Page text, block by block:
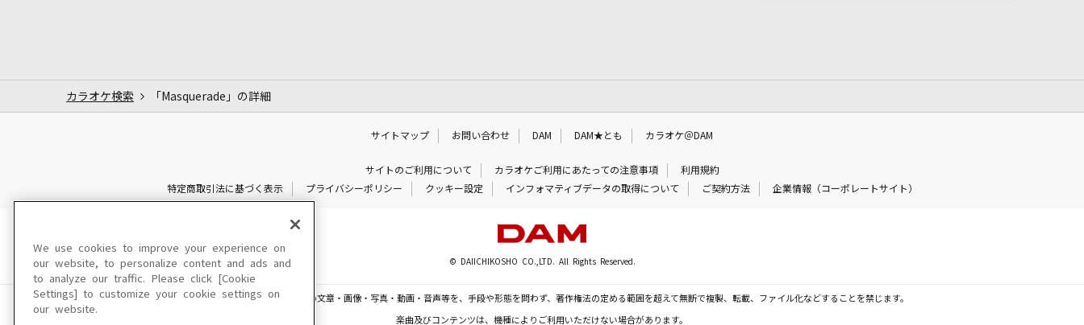
カラオケ検索 「Masquerade」の詳細
サイトマップ お問い合わせ DAM DAM★とも カラオケ＠DAM
サイトのご利用について カラオケご利用にあたっての注意事項
利用規約
特定商取引法に基づく表示
プライバシーポリシー クッキー設定 インフォマティブデータの取得について ご契約方法 企業情報（コーポレートサイト）
© DAIICHIKOSHO CO.,LTD. All Rights Reserved.
このサイトに掲載されている一切の文章・画像・写真・動画・音声等を、手段や形態を問わず、著作権法の定める範囲を超えて無断で複製、転載、ファイル化などすることを禁じます。
楽曲及びコンテンツは、機種によりご利用いただけない場合があります。
We use cookies to improve your experience on
our website, to personalize content and ads and
to analyze our traffic. Please click [Cookie
Settings] to customize your cookie settings on
our website.